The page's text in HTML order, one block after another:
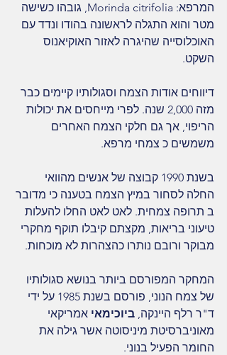
המרפא: Morinda citrifolia, גובהו כשישה
מטר והוא התגלה לראשונה בהודו ונדד עם
האוכלוסייה שהיגרה לאזור האוקיאנוס
השקט.
דיווחים אודות הצמח וסגולותיו קיימים כבר
מזה 2,000 שנה. לפרי מייחסים את יכולות
הריפוי, אך גם חלקי הצמח האחרים
משמשים כ צמחי מרפא.
בשנת 1990 קבוצה של אנשים מהוואי
החלה לסחור במיץ הצמח בטענה כי מדובר
ב תרופה צמחית. לאט לאט החלו להעלות
טיעוני בריאות, מקצתם קיבלו תוקף מחקרי
מבוקר ורובם נותרו כהצהרות לא מוכחות.
המחקר המפורסם ביותר בנושא סגולותיו
של צמח הנוני, פורסם בשנת 1985 על ידי
ד"ר רלף היינקה, ביוכימאי אמריקאי
מאוניברסיטת מיניסוטה אשר גילה את
החומר הפעיל בנוני.